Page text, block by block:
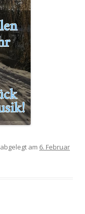
abgelegt am 6. Februar